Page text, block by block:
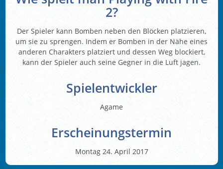
2?
Der Spieler kann Bomben neben den Blöcken platzieren,
um sie zu sprengen. Indem er Bomben in der Nähe eines
anderen Charakters platziert und dessen Weg blockiert,
kann der Spieler auch seine Gegner in die Luft jagen.
Spielentwickler
Agame
Erscheinungstermin
Montag 24. April 2017